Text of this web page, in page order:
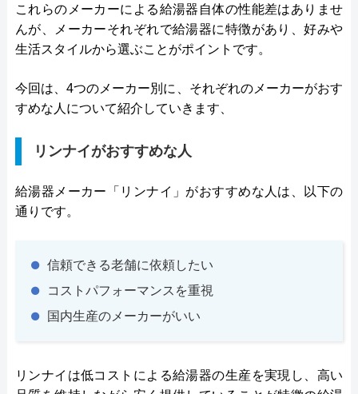
これらのメーカーによる給湯器自体の性能差はありませ
んが、メーカーそれぞれで給湯器に特徴があり、好みや
生活スタイルから選ぶことがポイントです。
今回は、4つのメーカー別に、それぞれのメーカーがおす
すめな人について紹介していきます、
リンナイがおすすめな人
給湯器メーカー「リンナイ」がおすすめな人は、以下の
通りです。
信頼できる老舗に依頼したい
コストパフォーマンスを重視
国内生産のメーカーがいい
リンナイは低コストによる給湯器の生産を実現し、高い